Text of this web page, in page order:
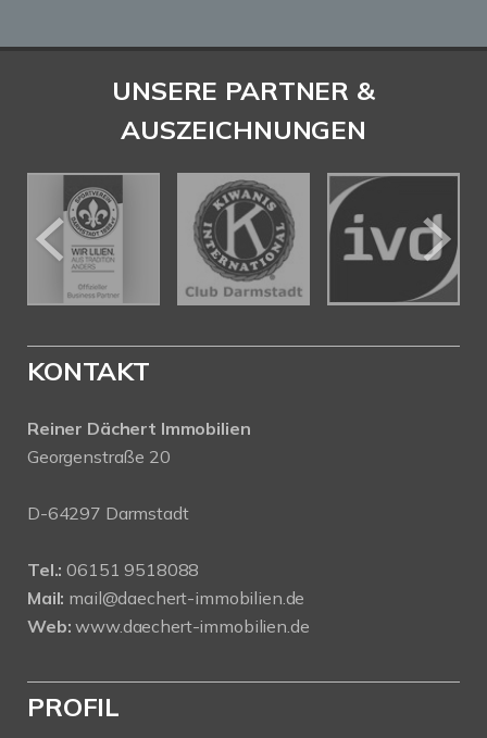
UNSERE PARTNER &
AUSZEICHNUNGEN
KONTAKT
Reiner Dächert Immobilien
Georgenstraße 20
D-64297 Darmstadt
Tel.: 06151 9518088
Mail: mail@daechert-immobilien.de
Web: www.daechert-immobilien.de
PROFIL